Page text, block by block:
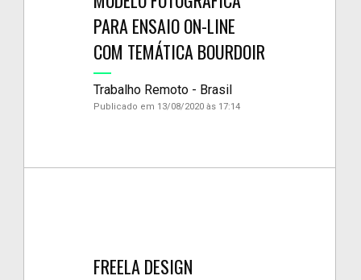
PARA ENSAIO ON-LINE
COM TEMÁTICA BOURDOIR
Trabalho Remoto - Brasil
Publicado em 13/08/2020 às 17:14
FREELA DESIGN